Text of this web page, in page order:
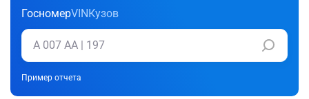
ГосномерVINКузов
Пример отчета